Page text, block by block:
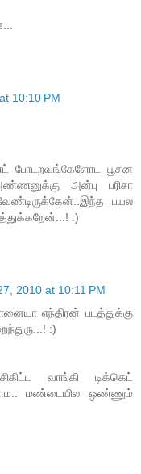
10:10 PM
போடறவங்கேளோட பூசன
அன்பு பரிசா
பயல
:)
2010 at 10:11 PM
எந்திரன் படத்துக்கு
:)
வாங்கி டிக்கெட்
மண்டையில ஒண்ணும்